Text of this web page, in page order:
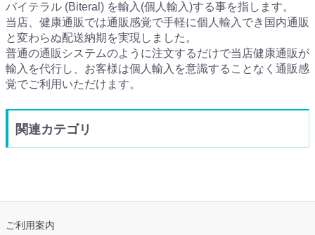
バイテラル (Biteral) を輸入(個人輸入)する事を指します。
当店、健康通販では通販感覚で手軽に個人輸入でき国内通販
と変わらぬ配送納期を実現しました。
普通の通販システムのように注文するだけで当店健康通販が
輸入を代行し、お客様は個人輸入を意識することなく通販感
覚でご利用いただけます。
関連カテゴリ
ご利用案内